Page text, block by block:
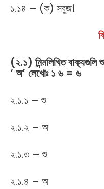
১.১৪ – (ক) সবুজ।
(২.১) নিন্মলিখিত
‘ অ’ লেখোঃ ১ ৬ = ৬
২.১.১ – শু
২.১.২ – অ
২.১.৩ – শু
২.১.৪ – অ